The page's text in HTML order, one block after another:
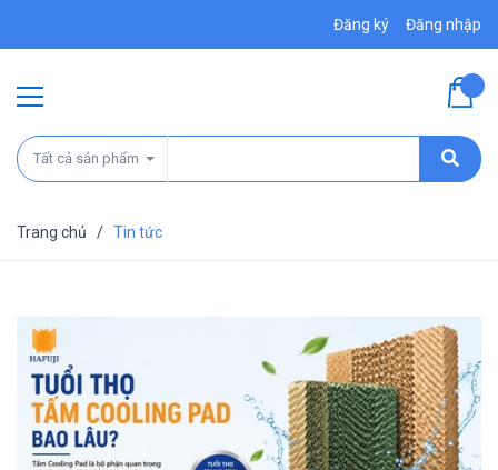
Đăng ký Đăng nhập
Tất cả sản phẩm
Trang chủ / Tin tức